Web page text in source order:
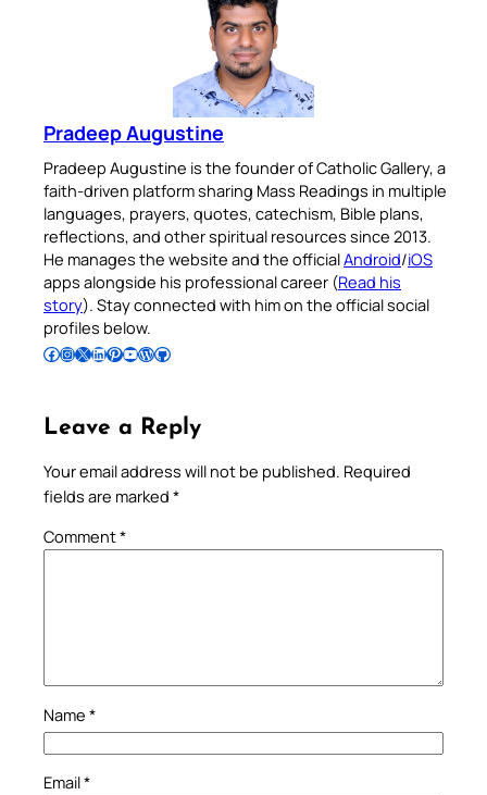
Pradeep Augustine
Pradeep Augustine is the founder of Catholic Gallery, a
faith-driven platform sharing Mass Readings in multiple
languages, prayers, quotes, catechism, Bible plans,
reflections, and other spiritual resources since 2013.
He manages the website and the officialAndroid/iOS
apps alongside his professional career (Read his
story). Stay connected with him on the official social
profiles below.
Follow Pradeep on Facebook Follow Pradeep on InstagramFollow Pradeep on X Follow Pradeep on LinkedIn Follow Pradeep on Pinterest Subscribe to Pradeep’s Youtube Channel Follow Pradeep on WordPress Follow Pradeep on GitHub
Leave a Reply
Your email address will not be published. Required
fields are marked *
Comment*
Name *
Email*